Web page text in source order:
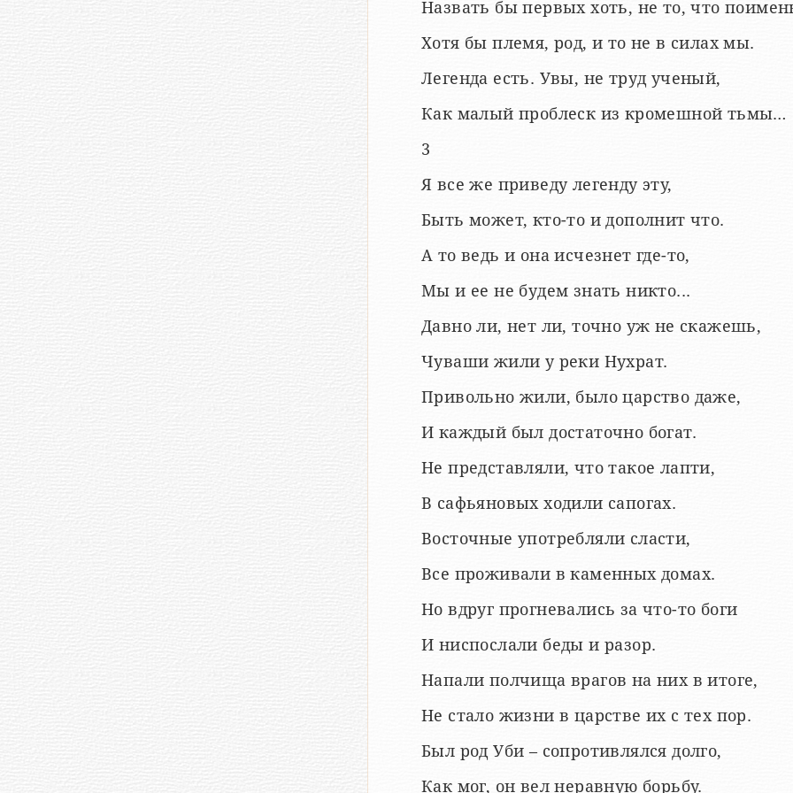
Назвать бы первых хоть, не то, что
Хотя бы племя, род, и то не в силах мы.
Легенда есть. Увы, не труд ученый,
Как малый проблеск из кромешной тьмы…
3
Я все же приведу легенду эту,
Быть может, кто-то и дополнит что.
А то ведь и она исчезнет где-то,
Мы и ее не будем знать никто...
Давно ли, нет ли, точно уж не скажешь,
Чуваши жили у реки Нухрат.
Привольно жили, было царство даже,
И каждый был достаточно богат.
Не представляли, что такое лапти,
В сафьяновых ходили сапогах.
Восточные употребляли сласти,
Все проживали в каменных домах.
Но вдруг прогневались за что-то боги
И ниспослали беды и разор.
Напали полчища врагов на них в итоге,
Не стало жизни в царстве их с тех пор.
Был род Уби – сопротивлялся долго,
Как мог, он вел неравную борьбу.